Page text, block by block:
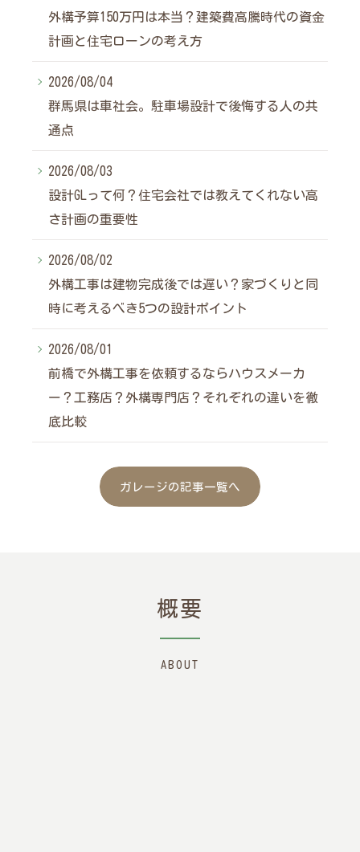
外構予算150万円は本当？建築費高騰時代の資金
計画と住宅ローンの考え方
2026/08/04
群馬県は車社会。駐車場設計で後悔する人の共
通点
2026/08/03
設計GLって何？住宅会社では教えてくれない高
さ計画の重要性
2026/08/02
外構工事は建物完成後では遅い？家づくりと同
時に考えるべき5つの設計ポイント
2026/08/01
前橋で外構工事を依頼するならハウスメーカ
ー？工務店？外構専門店？それぞれの違いを徹
底比較
ガレージの記事一覧へ
概要
ABOUT